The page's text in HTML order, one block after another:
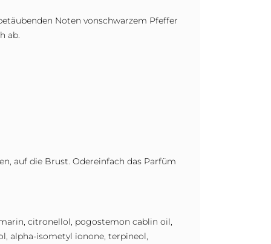
Noten vonschwarzem Pfeffer
ab.
auf die Brust. Odereinfach das Parfüm
citronellol, pogostemon cablin oil,
alpha-isometyl ionone, terpineol,